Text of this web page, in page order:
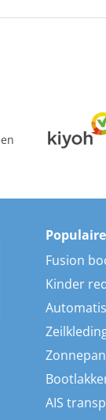
Fusion
Kinder
AIS